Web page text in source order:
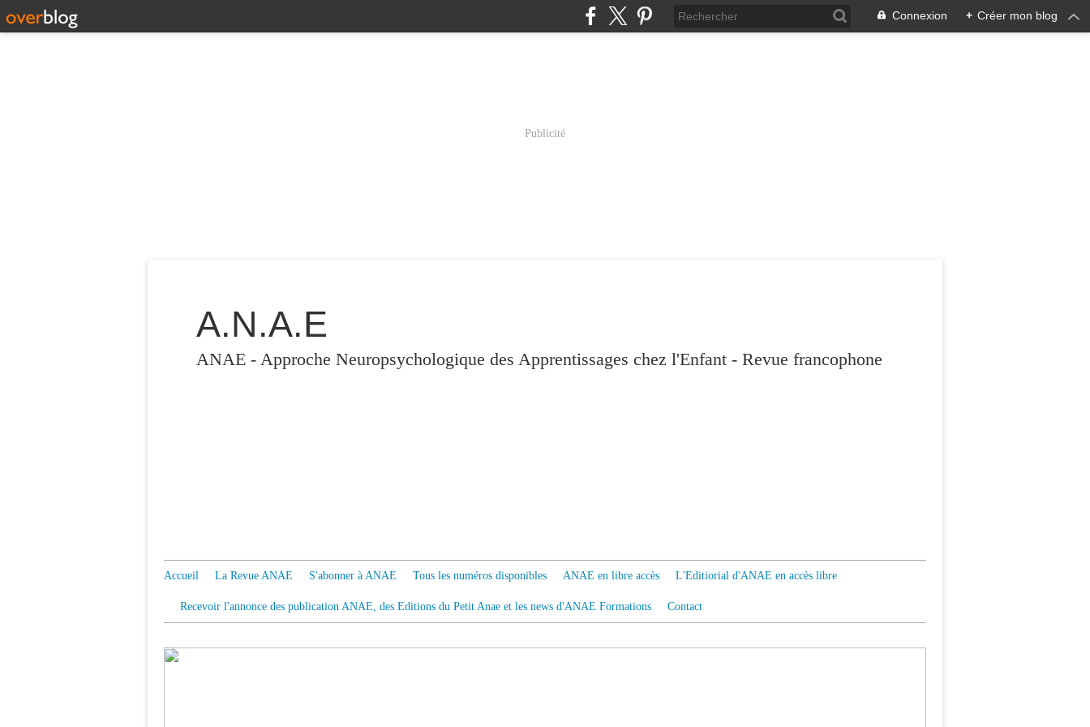
Connexion + Créer mon blog
Publicité
A.N.A.E
ANAE - Approche Neuropsychologique des Apprentissages chez l'Enfant - Revue francophone
Accueil La Revue ANAE S'abonner à ANAE Tous les numéros disponibles ANAE en libre accès L'Editiorial d'ANAE en accès libre
Recevoir l'annonce des publication ANAE, des Editions du Petit Anae et les news d'ANAE Formations Contact